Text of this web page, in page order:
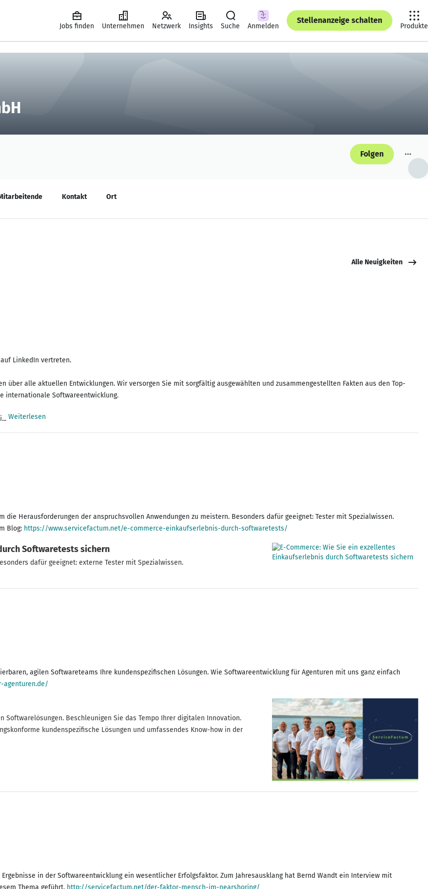
Jobs finden Unternehmen Netzwerk Insights Suche Anmelden
Stellenanzeige schalten
Produkte
Folgen
Kontakt Ort
Alle Neuigkeiten
LinkedIn vertreten.
über alle aktuellen Entwicklungen. Wir versorgen Sie mit sorgfältig ausgewählten und zusammengestellten Fakten aus den Top-
internationale Softwareentwicklung.
Weiterlesen
die Herausforderungen der anspruchsvollen Anwendungen zu meistern. Besonders dafür geeignet: Tester mit Spezialwissen.
Blog: https://www.servicefactum.net/e-commerce-einkaufserlebnis-durch-softwaretests/
Softwaretests sichern
dafür geeignet: externe Tester mit Spezialwissen.
agilen Softwareteams Ihre kundenspezifischen Lösungen. Wie Softwareentwicklung für Agenturen mit uns ganz einfach
agenturen.de/
Beschleunigen Sie das Tempo Ihrer digitalen Innovation.
kundenspezifische Lösungen und umfassendes Know-how in der
in der Softwareentwicklung ein wesentlicher Erfolgsfaktor. Zum Jahresausklang hat Bernd Wandt ein Interview mit
Thema geführt, http://servicefactum.net/der-faktor-mensch-im-nearshoring/